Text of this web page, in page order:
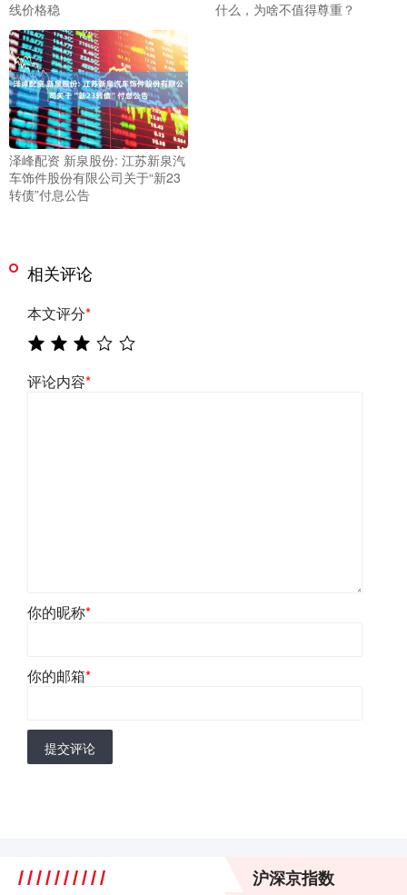
线价格稳
什么，为啥不值得尊重？
泽峰配资 新泉股份: 江苏新泉汽
车饰件股份有限公司关于“新23
转债”付息公告
相关评论
本文评分*
评论内容*
你的昵称*
你的邮箱*
提交评论
沪深京指数